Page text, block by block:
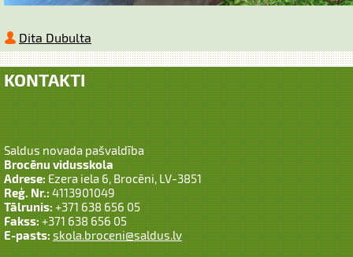
Dita Dubulta
KONTAKTI
Saldus novada pašvaldība
Brocēnu vidusskola
Adrese:Ezera iela 6, Brocēni, LV-3851
Reģ. Nr.:4113901049
Tālrunis:+371 638 656 05
Fakss:+371 638 656 05
E-pasts:skola.broceni@saldus.lv